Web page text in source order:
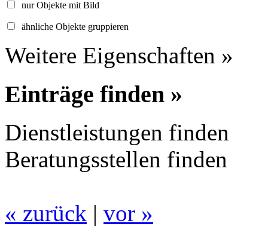
nur Objekte mit Bild
ähnliche Objekte gruppieren
Weitere Eigenschaften »
Einträge finden »
Dienstleistungen finden
Beratungsstellen finden
« zurück | vor »